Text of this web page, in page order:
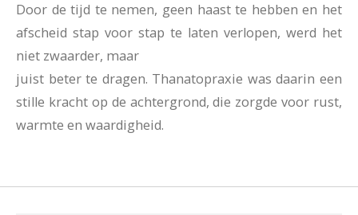
Door de tijd te nemen, geen haast te hebben en het
afscheid stap voor stap te laten verlopen, werd het
niet zwaarder, maar
juist beter te dragen. Thanatopraxie was daarin een
stille kracht op de achtergrond, die zorgde voor rust,
warmte en waardigheid.